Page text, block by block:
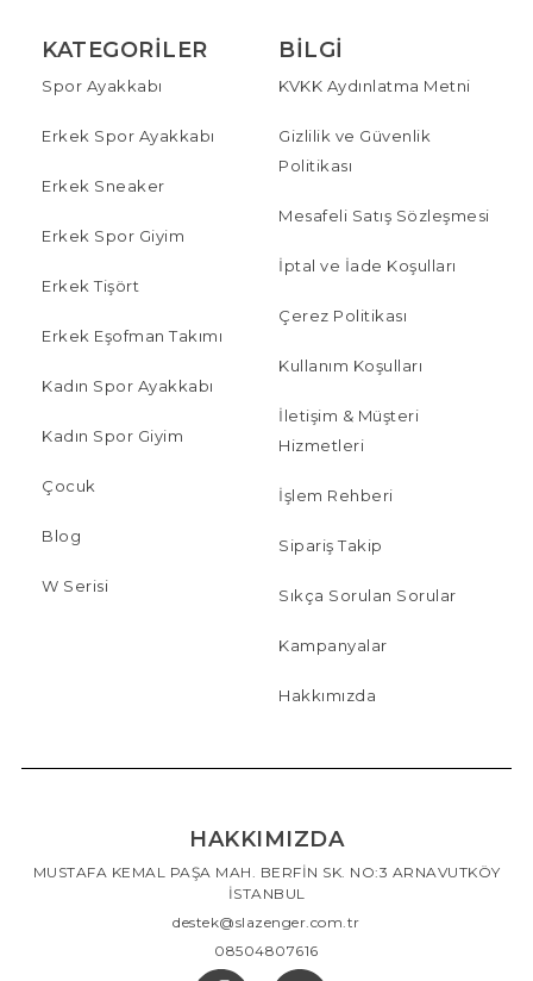
KATEGORILER
Spor Ayakkabı
Erkek Spor Ayakkabı
Erkek Sneaker
Erkek Spor Giyim
Erkek Tişört
Erkek Eşofman Takımı
Kadın Spor Ayakkabı
Kadın Spor Giyim
Çocuk
Blog
W Serisi
BILGI
KVKK Aydınlatma Metni
Gizlilik ve Güvenlik
Politikası
Mesafeli Satış Sözleşmesi
İptal ve İade Koşulları
Çerez Politikası
Kullanım Koşulları
İletişim & Müşteri
Hizmetleri
İşlem Rehberi
Sipariş Takip
Sıkça Sorulan Sorular
Kampanyalar
Hakkımızda
HAKKIMIZDA
MUSTAFA KEMAL PAŞA MAH. BERFİN SK. NO:3 ARNAVUTKÖY
İSTANBUL
destek@slazenger.com.tr
08504807616